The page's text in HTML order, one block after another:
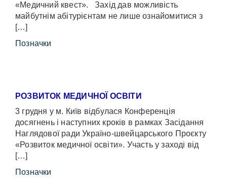
«Медичний квест». Захід дав можливість
майбутнім абітурієнтам не лише ознайомитися з
[…]
Позначки
РОЗВИТОК МЕДИЧНОЇ ОСВІТИ
3 грудня у м. Київ відбулася Конференція
досягнень і наступних кроків в рамках Засідання
Наглядової ради Україно-швейцарського Проєкту
«Розвиток медичної освіти». Участь у заході від
[…]
Позначки